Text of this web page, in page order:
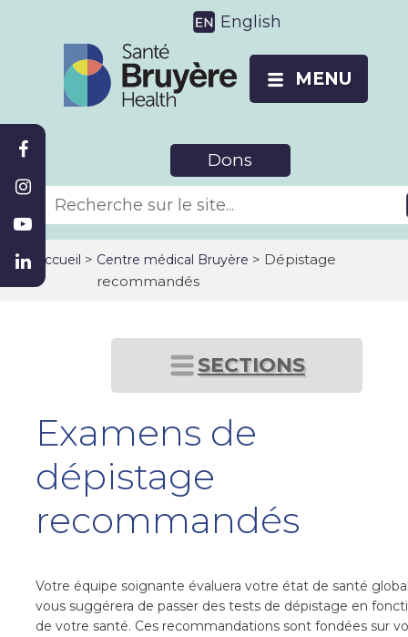
English
MENU
Dons
Accueil > Centre médical Bruyère > Dépistage
recommandés
SECTIONS
Examens de
dépistage
recommandés
Votre équipe soignante évaluera votre état de santé
vous suggérera de passer des tests de dépistage en
de votre santé. Ces recommandations sont fondées sur